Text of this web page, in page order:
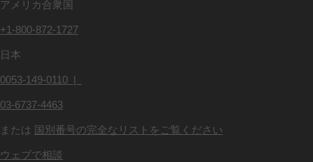
アメリカ合衆国
+1-800-872-1727
日本
0053-149-0110 |
03-6737-4463
または 国別番号の完全なリストをご覧ください
ウェブで相談